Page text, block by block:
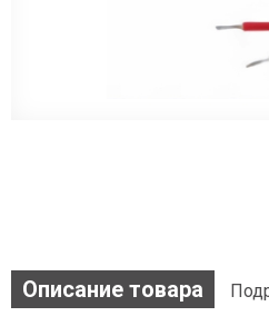
Описание товара